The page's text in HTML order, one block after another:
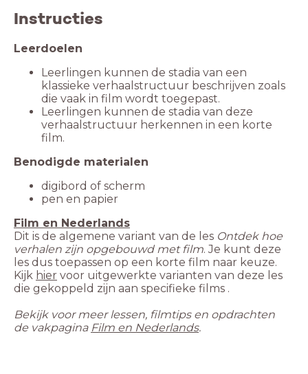
Instructies
Leerlingen kunnen de stadia van een
klassieke verhaalstructuur beschrijven zoals
Leerlingen kunnen de stadia van deze
verhaalstructuur herkennen in een korte
Benodigde materialen
Film en Nederlands
Dit is de algemene variant van de les Ontdek hoe
verhalen zijn opgebouwd met film. Je kunt deze
les dus toepassen op een korte film naar keuze.
Kijk hier voor uitgewerkte varianten van deze les
Bekijk voor meer lessen, filmtips en opdrachten
de vakpagina Film en Nederlands